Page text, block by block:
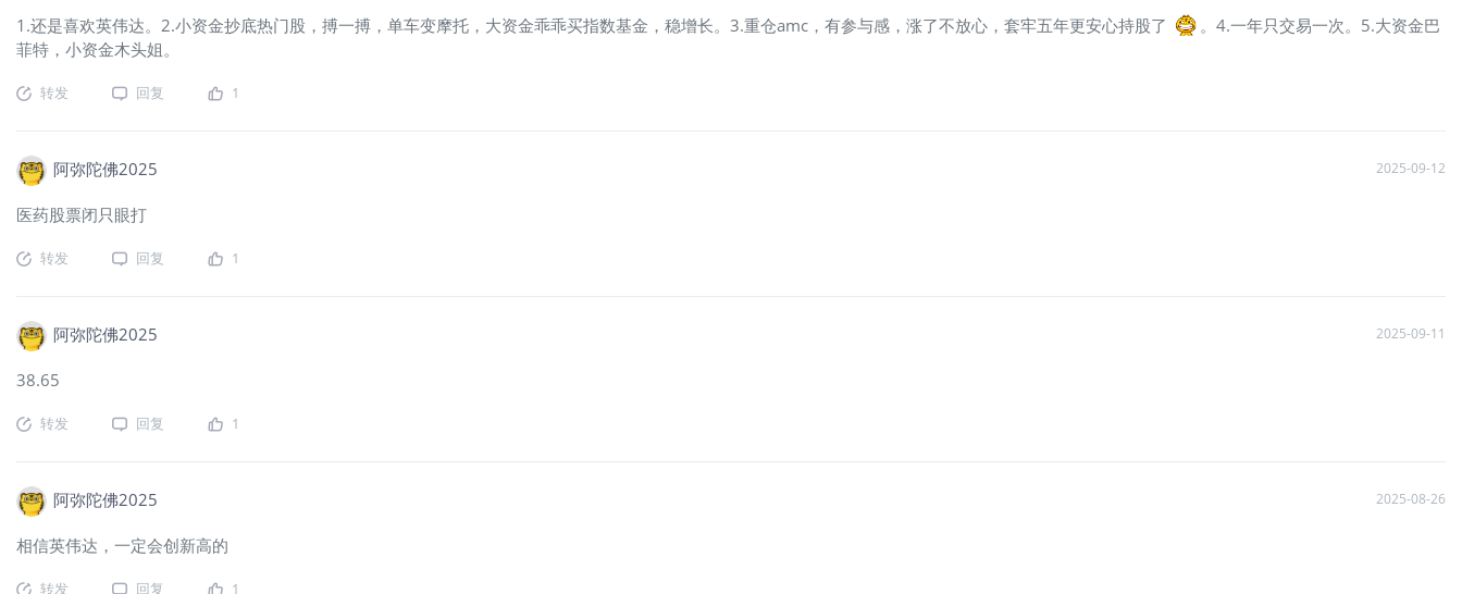
1.还是喜欢英伟达。2.小资金抄底热门股，搏一搏，单车变摩托，大资金乖乖买指数基金，稳增长。3.重仓amc，有参与感，涨了不放心，套牢五年更安心持股了
。4.一年只交易一次。5.大资金巴
菲特，小资金木头姐。
转发 回复 1
阿弥陀佛2025 2025-09-12
医药股票闭只眼打
转发 回复 1
阿弥陀佛2025 2025-09-11
38.65
转发 回复 1
阿弥陀佛2025 2025-08-26
相信英伟达，一定会创新高的
转发 回复 1